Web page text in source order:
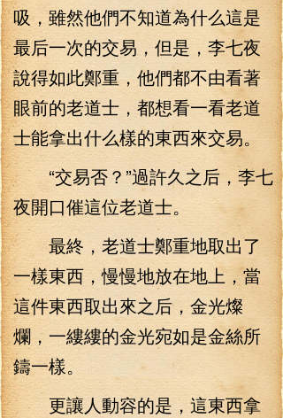
吸，雖然他們不知道為什么這是
最后一次的交易，但是，李七夜
說得如此鄭重，他們都不由看著
眼前的老道士，都想看一看老道
士能拿出什么樣的東西來交易。
“交易否？”過許久之后，李七
夜開口催這位老道士。
最終，老道士鄭重地取出了
一樣東西，慢慢地放在地上，當
這件東西取出來之后，金光燦
爛，一縷縷的金光宛如是金絲所
鑄一樣。
更讓人動容的是，這東西拿